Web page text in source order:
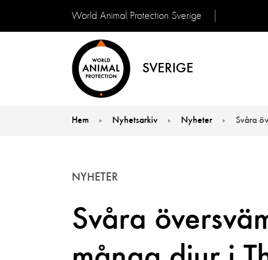
World Animal Protection Sverige
SVERIGE
Hem Nyhetsarkiv Nyheter Svåra
Svåra
NYHETER